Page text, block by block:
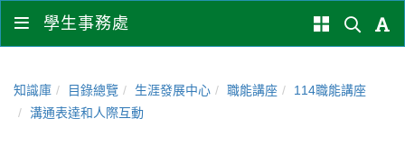
學生事務處
知識庫 目錄總覽 生涯發展中心 職能講座
114職能講座
溝通表達和人際互動